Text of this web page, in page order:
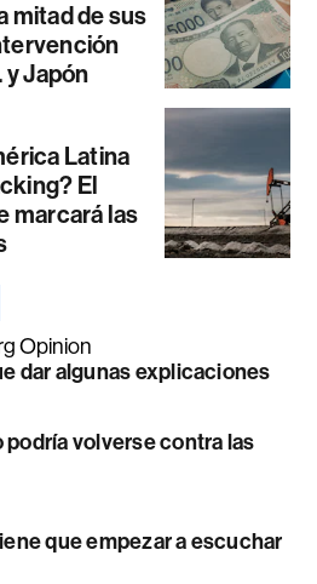
mitad de sus
y Japón
Latina
El
marcará las
Opinion
dar algunas explicaciones
podría volverse contra las
que empezar a escuchar